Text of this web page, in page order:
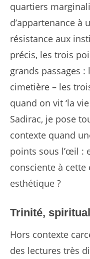
quartiers
d’appartenance à
résistance aux
précis, les trois
grands passages :
cimetière – les
quand on vit ‘la
Sadirac, je pose
contexte quand
points sous l’œil :
consciente à
esthétique ?
Trinité,
Hors contexte
des lectures très